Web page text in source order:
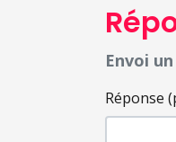
Envoi
Réponse